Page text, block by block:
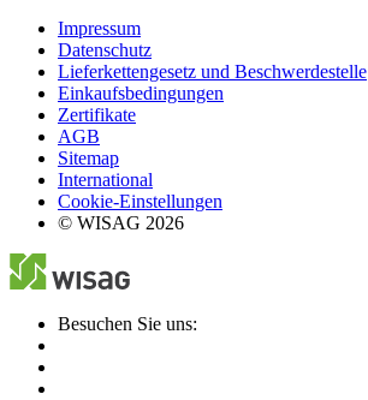
Impressum
Datenschutz
Lieferkettengesetz und Beschwerdestelle
Einkaufsbedingungen
Zertifikate
AGB
Sitemap
International
Cookie-Einstellungen
© WISAG 2026
Besuchen Sie uns: